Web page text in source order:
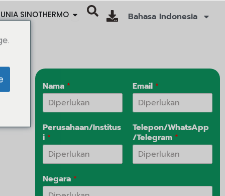
SINOTHERMO Abrir SINOTHERMO WORLD
Bahasa Indonesia
Nama *
Perusahaan/Institus
i *
Email *
Telepon/WhatsApp
/Telegram *
Negara *